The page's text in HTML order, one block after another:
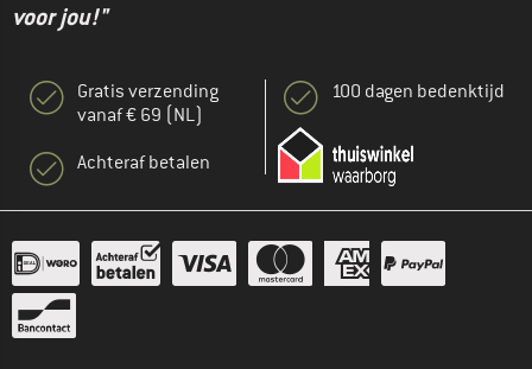
voor jou!"
Gratis verzending
vanaf € 69 (NL)
Achteraf betalen
100 dagen bedenktijd